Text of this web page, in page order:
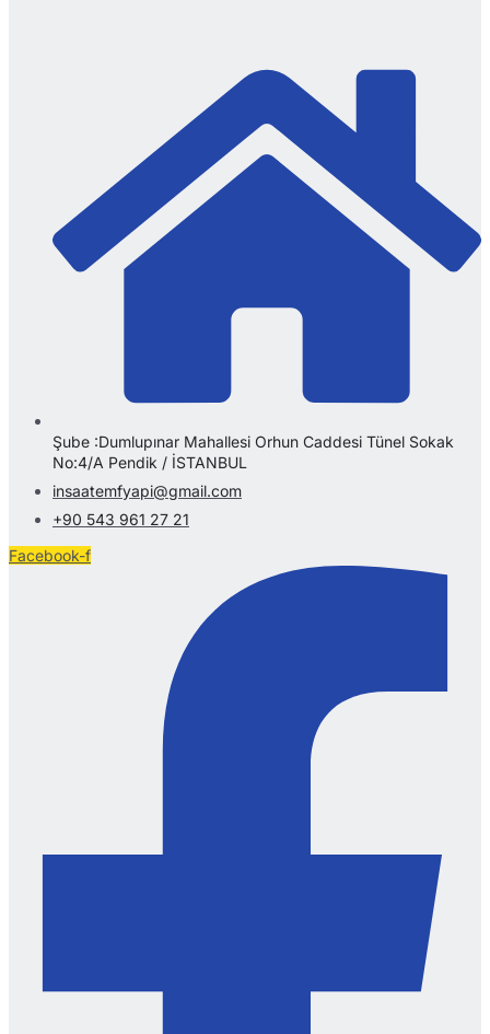
Şube :Dumlupınar Mahallesi Orhun Caddesi Tünel Sokak
No:4/A Pendik / İSTANBUL
insaatemfyapi@gmail.com
+90 543 961 27 21
Facebook-f